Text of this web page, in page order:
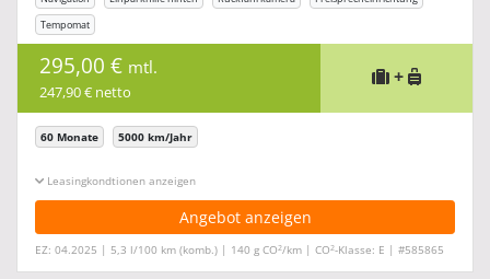
Tempomat
295,00 € mtl.
247,90 € netto
+
60 Monate 5000 km/Jahr
Leasingkonditionen ein-/ausblenden
Angebot anzeigen
EZ: 04.2025 | 5,3 l/100 km (komb.) | 140 g CO2/km | CO2-Klasse: E | #585865